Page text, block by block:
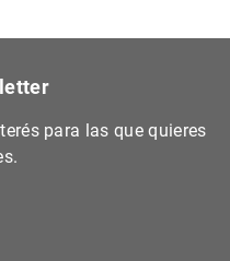
para las que quieres